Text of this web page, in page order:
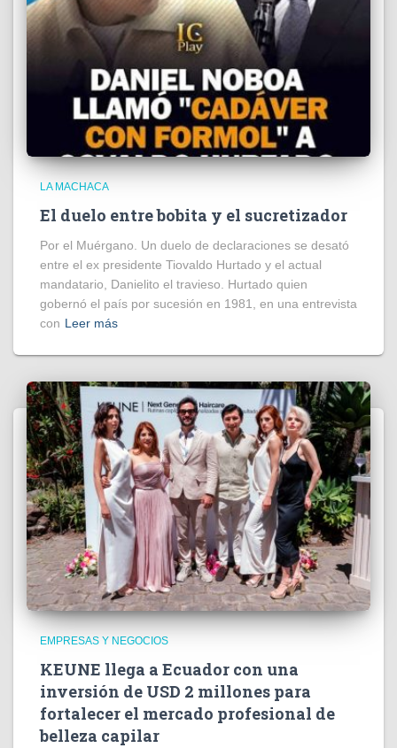
LA MACHACA
El duelo entre bobita y el sucretizador
Por el Muérgano. Un duelo de declaraciones se desató
entre el ex presidente Tiovaldo Hurtado y el actual
mandatario, Danielito el travieso. Hurtado quien
gobernó el país por sucesión en 1981, en una entrevista
con Leer más
EMPRESAS Y NEGOCIOS
KEUNE llega a Ecuador con una
inversión de USD 2 millones para
fortalecer el mercado profesional de
belleza capilar